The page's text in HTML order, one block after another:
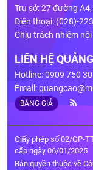
Trụ sở: 27 đường
Điện thoại: (028)-
Chịu trách nhiệm
LIÊN HỆ
Hotline: 0909 750
Email:
BẢNG GIÁ
Giấy phép số 02/GP-
cấp ngày 06/01/2025
Bản quyền thuộc về